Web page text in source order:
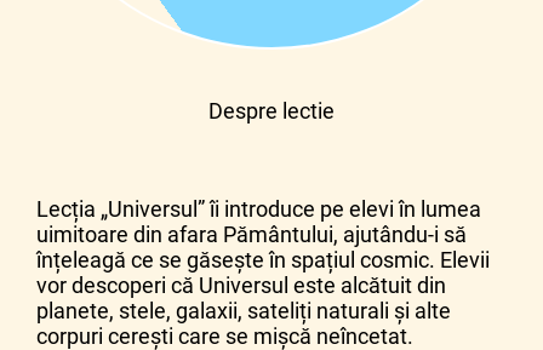
Despre lectie
Lecția „Universul” îi introduce pe elevi în lumea
uimitoare din afara Pământului, ajutându-i să
înțeleagă ce se găsește în spațiul cosmic. Elevii
vor descoperi că Universul este alcătuit din
planete, stele, galaxii, sateliți naturali și alte
corpuri cerești care se mișcă neîncetat.